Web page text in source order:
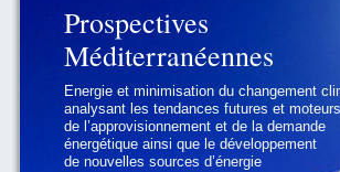
Prospectives
Méditerranéennes
Energie et minimisation du changement
analysant les tendances futures et moteurs
de l’approvisionnement et de la demande
énergétique ainsi que le développement
de nouvelles sources d’énergie
Prospectives
Méditerranéennes
Géopolitique et gouvernance, se
défis politiques régionaux et internationaux
auxquels les pays méditerranéens
doivent faire face